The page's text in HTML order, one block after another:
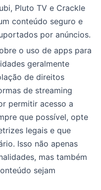
Pluto TV e Crackle
conteúdo seguro e
por anúncios.
o uso de apps para
geralmente
de direitos
de streaming
permitir acesso a
que possível, opte
legais e que
Isso não apenas
mas também
sejam